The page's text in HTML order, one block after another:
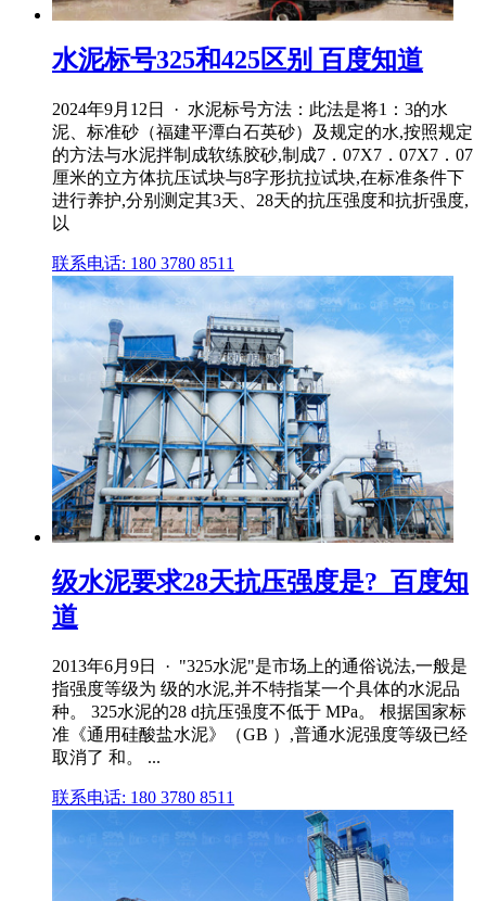
水泥标号325和425区别 百度知道
2024年9月12日 · 水泥标号方法：此法是将1：3的水
泥、标准砂（福建平潭白石英砂）及规定的水,按照规定
的方法与水泥拌制成软练胶砂,制成7．07X7．07X7．07
厘米的立方体抗压试块与8字形抗拉试块,在标准条件下
进行养护,分别测定其3天、28天的抗压强度和抗折强度,
以
联系电话: 180 3780 8511
级水泥要求28天抗压强度是?_百度知
道
2013年6月9日 · "325水泥"是市场上的通俗说法,一般是
指强度等级为 级的水泥,并不特指某一个具体的水泥品
种。 325水泥的28 d抗压强度不低于 MPa。 根据国家标
准《通用硅酸盐水泥》（GB ）,普通水泥强度等级已经
取消了 和。 ...
联系电话: 180 3780 8511